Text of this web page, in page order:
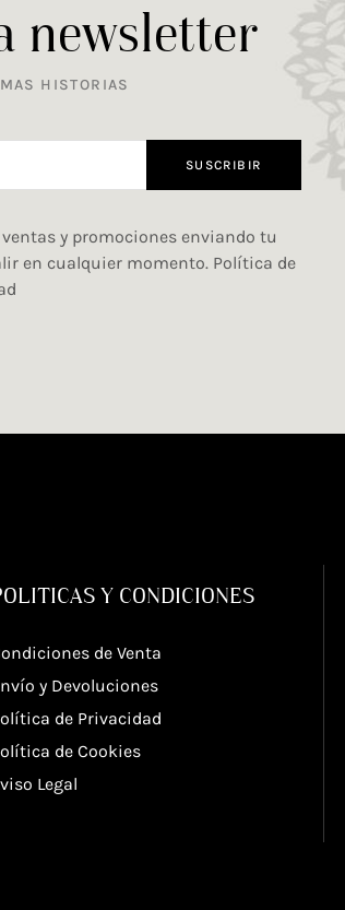
newsletter
HISTORIAS
SUSCRIBIR
ventas y promociones enviando tu
en cualquier momento. Política de
Y CONDICIONES
de Venta
y Devoluciones
de Privacidad
de Cookies
Legal